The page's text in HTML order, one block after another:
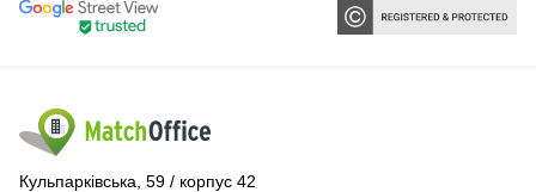
Кульпарківська, 59 / корпус 42